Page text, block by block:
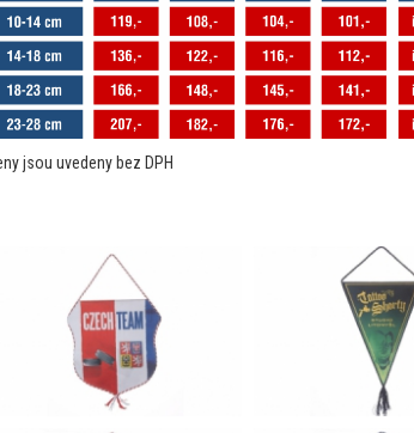
jsou uvedeny bez DPH